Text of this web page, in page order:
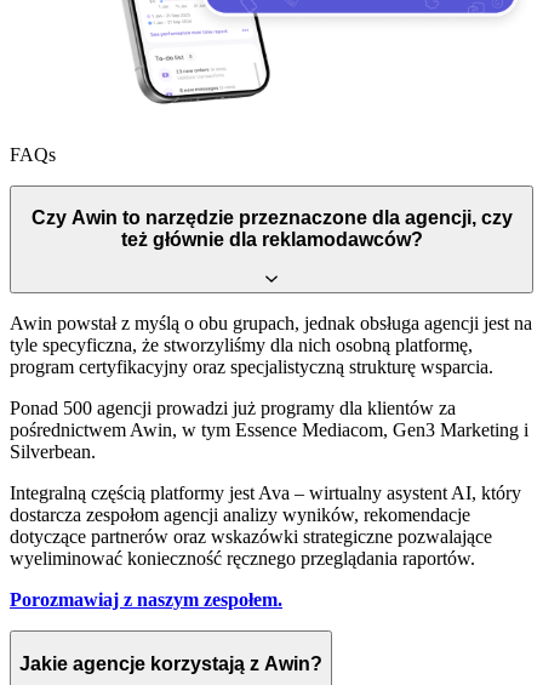
FAQs
Czy Awin to narzędzie przeznaczone dla agencji, czy
też głównie dla reklamodawców?
Awin powstał z myślą o obu grupach, jednak obsługa agencji jest na
tyle specyficzna, że stworzyliśmy dla nich osobną platformę,
program certyfikacyjny oraz specjalistyczną strukturę wsparcia.
Ponad 500 agencji prowadzi już programy dla klientów za
pośrednictwem Awin, w tym Essence Mediacom, Gen3 Marketing i
Silverbean.
Integralną częścią platformy jest Ava – wirtualny asystent AI, który
dostarcza zespołom agencji analizy wyników, rekomendacje
dotyczące partnerów oraz wskazówki strategiczne pozwalające
wyeliminować konieczność ręcznego przeglądania raportów.
Porozmawiaj z naszym zespołem.
Jakie agencje korzystają z Awin?